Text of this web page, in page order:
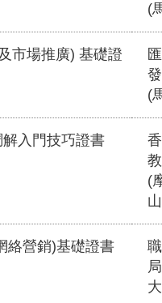
(
市場推廣) 基礎證
(
入門技巧證書
(
絡營銷)基礎證書